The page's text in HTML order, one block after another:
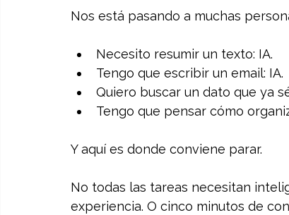
Nos está pasando a muchas
Necesito resumir un texto: IA.
Tengo que escribir un email: IA.
Quiero buscar un dato que ya
Tengo que pensar cómo
Y aquí es donde conviene parar.
No todas las tareas necesitan
experiencia. O cinco minutos de